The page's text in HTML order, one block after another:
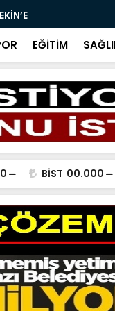
EĞİTİM
BİST 00.000